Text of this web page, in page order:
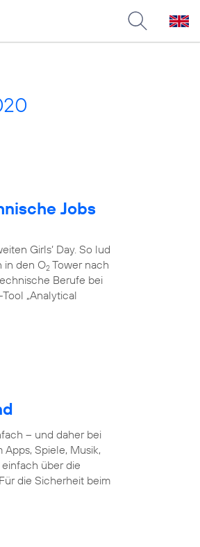
Jobs
Girls‘ Day. So lud
in den O2 Tower nach
Berufe bei
„Analytical
– und daher bei
Spiele, Musik,
über die
die Sicherheit beim